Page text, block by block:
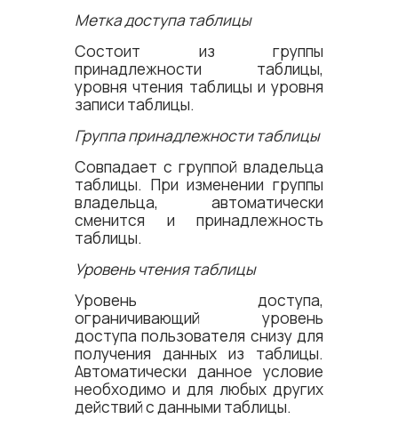
Метка доступа таблицы
Состоит из группы
принадлежности таблицы,
уровня чтения таблицы и уровня
записи таблицы.
Группа принадлежности таблицы
Совпадает с группой владельца
таблицы. При изменении группы
владельца, автоматически
сменится и принадлежность
таблицы.
Уровень чтения таблицы
Уровень доступа,
ограничивающий уровень
доступа пользователя снизу для
получения данных из таблицы.
Автоматически данное условие
необходимо и для любых других
действий с данными таблицы.